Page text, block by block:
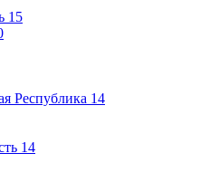
15
Республика 14
14